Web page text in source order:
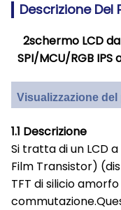
Descrizione Del
2schermo LCD
SPI/MCU/RGB
Visualizzazione
1.1 Descrizione
Si tratta di un LCD
Film Transistor)
TFT di silicio